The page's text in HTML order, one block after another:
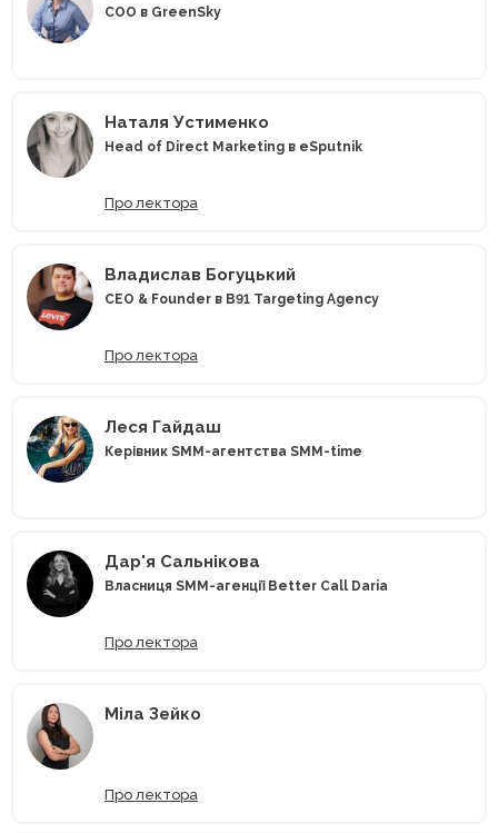
COO в GreenSky
Наталя Устименко
Head of Direct Marketing в eSputnik
Про лектора
Владислав Богуцький
CEO & Founder в B91 Targeting Agency
Про лектора
Леся Гайдаш
Керівник SMM-агентства SMM-time
Дар'я Сальнікова
Власниця SMM-агенції Better Call Daria
Про лектора
Mіла Зейко
Про лектора